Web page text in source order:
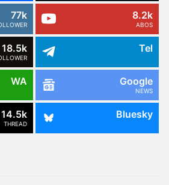
77k 8.2k
ABOS
18.5k Tel
WA Google
NEWS
14.5k
THREAD
Bluesky